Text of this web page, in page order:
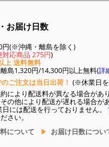
お届け日数
円(※沖縄・離島を除く)
対応商品 275円)
上 送料無料
島1,320円/14,300円以上無料(詳
ご注文は当日出荷！ (※休業日
により配送料が異なる場合があり
の他により配送が遅れる場合が
には配送を行っておりません。
さい。
について
お届け日数につい